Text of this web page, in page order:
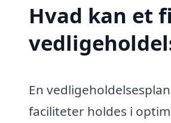
Hvad kan et
En
faciliteter holdes i